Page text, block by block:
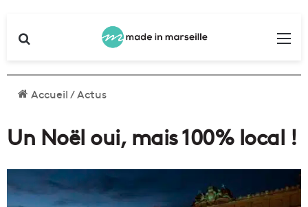
Accueil/Actus
Un Noël oui, mais 100% local !